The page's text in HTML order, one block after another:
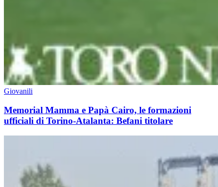
Giovanili
Memorial Mamma e Papà Cairo, le formazioni
ufficiali di Torino-Atalanta: Befani titolare